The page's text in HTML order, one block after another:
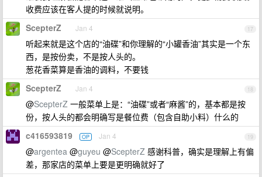
收费应该在客人提的时候就说明。
17
ScepterZ Jan 4
听起来就是这个店的“油碟”和你理解的“小罐香油”其实是一个东
西，是按份卖，不是按人头的。
葱花香菜算是香油的调料，不要钱
18
ScepterZ Jan 4
@ScepterZ 一般菜单上是：“油碟”或者“麻酱”的，基本都是按
份，按人头的都会明确写是餐位费（包含自助小料）什么的
19
c416593819 OP Jan 4
@argentea @guyeu @ScepterZ 感谢科普，确实是理解上有偏
差，那家店的菜单上要是更明确就好了